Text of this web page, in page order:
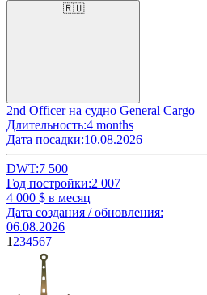
🇷🇺
2nd Officer на судно General Cargo
Длительность:4 months
Дата посадки:10.08.2026
DWT:7 500
Год постройки:2 007
4 000 $ в месяц
Дата создания / обновления:
06.08.2026
1 234567